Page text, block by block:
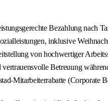
Bezahlung nach
inklusive
von hochwertiger
Betreuung
Mitarbeiterrabatte (Corporate